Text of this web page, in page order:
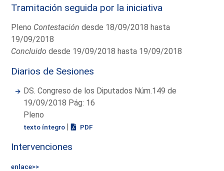
Tramitación seguida por la iniciativa
Pleno Contestación desde 18/09/2018 hasta
19/09/2018
Concluido desde 19/09/2018 hasta 19/09/2018
Diarios de Sesiones
DS. Congreso de los Diputados Núm.149 de
19/09/2018 Pág: 16
Pleno
texto íntegro | PDF
Intervenciones
enlace>>